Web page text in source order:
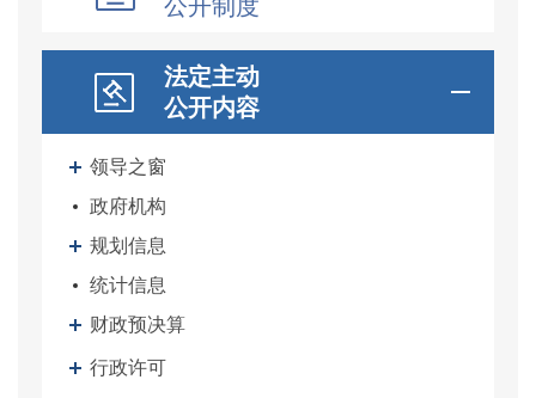
公开制度
法定主动
公开内容
领导之窗
政府机构
规划信息
统计信息
财政预决算
行政许可